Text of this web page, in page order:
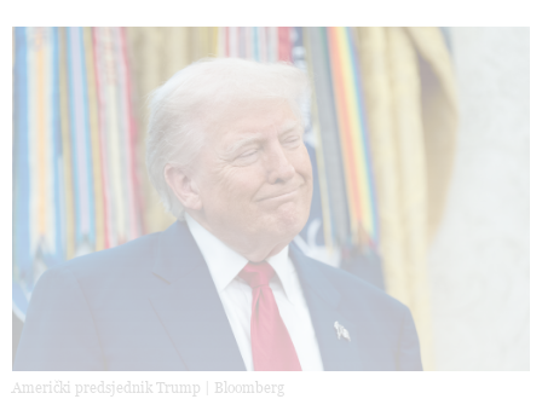
Američki predsjednik Trump | Bloomberg